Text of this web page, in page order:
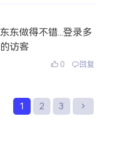
东做得不错...登录多
访客
0 回复
1 2 3